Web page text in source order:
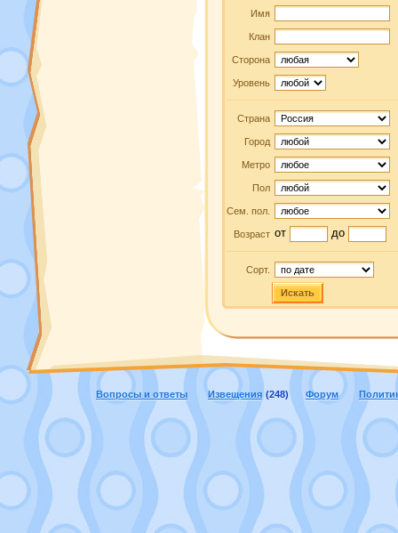
Имя
Клан
Сторона
Уровень
Страна
Город
Метро
Пол
Сем. пол.
Возраст от до
Сорт.
Искать
Вопросы и ответы Извещения (248) Форум